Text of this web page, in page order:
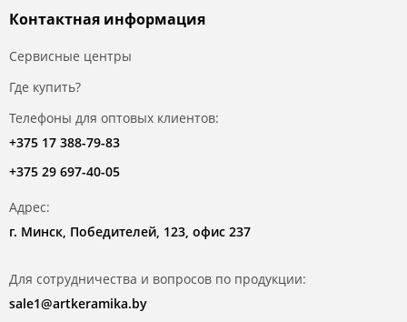
Контактная информация
Сервисные центры
Где купить?
Телефоны для оптовых клиентов:
+375 17 388-79-83
+375 29 697-40-05
Адрес:
г. Минск, Победителей, 123, офис 237
Для сотрудничества и вопросов по продукции:
sale1@artkeramika.by